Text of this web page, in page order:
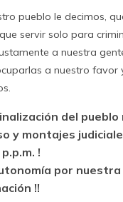
pueblo le decimos,
servir solo para
a nuestra
a nuestro favor
del pueblo
y montajes
!
por nuestra
!!